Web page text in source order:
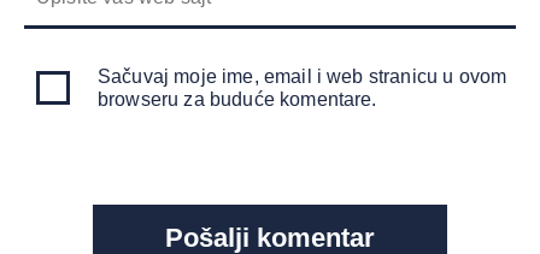
Sačuvaj moje ime, email i web stranicu u ovom
browseru za buduće komentare.